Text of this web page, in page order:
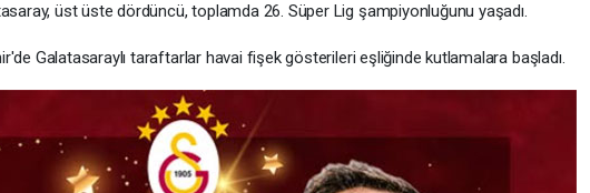
üst üste dördüncü, toplamda 26. Süper Lig şampiyonluğunu yaşadı.
Galatasaraylı taraftarlar havai fişek gösterileri eşliğinde kutlamalara başladı.